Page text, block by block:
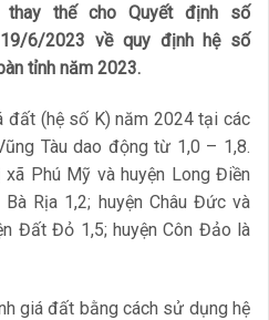
thế cho Quyết định số
6/2023 về quy định hệ số
tỉnh năm 2023.
đất (hệ số K) năm 2024 tại các
Tàu dao động từ 1,0 – 1,8.
xã Phú Mỹ và huyện Long Điền
Rịa 1,2; huyện Châu Đức và
Đất Đỏ 1,5; huyện Côn Đảo là
giá đất bằng cách sử dụng hệ